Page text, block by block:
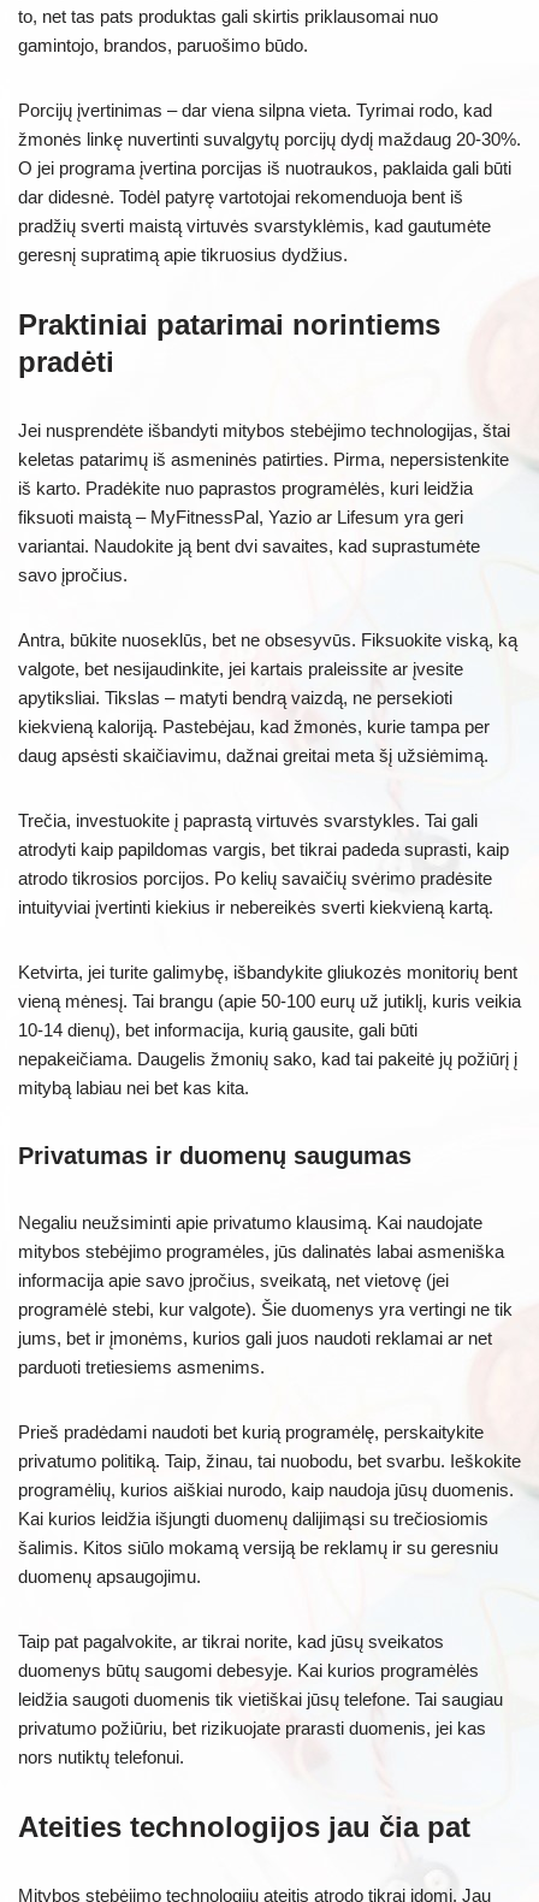
to, net tas pats produktas gali skirtis priklausomai nuo
gamintojo, brandos, paruošimo būdo.
Porcijų įvertinimas – dar viena silpna vieta. Tyrimai rodo, kad
žmonės linkę nuvertinti suvalgytų porcijų dydį maždaug 20-30%.
O jei programa įvertina porcijas iš nuotraukos, paklaida gali būti
dar didesnė. Todėl patyrę vartotojai rekomenduoja bent iš
pradžių sverti maistą virtuvės svarstyklėmis, kad gautumėte
geresnį supratimą apie tikruosius dydžius.
Praktiniai patarimai norintiems
pradėti
Jei nusprendėte išbandyti mitybos stebėjimo technologijas, štai
keletas patarimų iš asmeninės patirties. Pirma, nepersistenkite
iš karto. Pradėkite nuo paprastos programėlės, kuri leidžia
fiksuoti maistą – MyFitnessPal, Yazio ar Lifesum yra geri
variantai. Naudokite ją bent dvi savaites, kad suprastumėte
savo įpročius.
Antra, būkite nuoseklūs, bet ne obsesyvūs. Fiksuokite viską, ką
valgote, bet nesijaudinkite, jei kartais praleissite ar įvesite
apytiksliai. Tikslas – matyti bendrą vaizdą, ne persekioti
kiekvieną kaloriją. Pastebėjau, kad žmonės, kurie tampa per
daug apsėsti skaičiavimu, dažnai greitai meta šį užsiėmimą.
Trečia, investuokite į paprastą virtuvės svarstykles. Tai gali
atrodyti kaip papildomas vargis, bet tikrai padeda suprasti, kaip
atrodo tikrosios porcijos. Po kelių savaičių svėrimo pradėsite
intuityviai įvertinti kiekius ir nebereikės sverti kiekvieną kartą.
Ketvirta, jei turite galimybę, išbandykite gliukozės monitorių bent
vieną mėnesį. Tai brangu (apie 50-100 eurų už jutiklį, kuris veikia
10-14 dienų), bet informacija, kurią gausite, gali būti
nepakeičiama. Daugelis žmonių sako, kad tai pakeitė jų požiūrį į
mitybą labiau nei bet kas kita.
Privatumas ir duomenų saugumas
Negaliu neužsiminti apie privatumo klausimą. Kai naudojate
mitybos stebėjimo programėles, jūs dalinatės labai asmeniška
informacija apie savo įpročius, sveikatą, net vietovę (jei
programėlė stebi, kur valgote). Šie duomenys yra vertingi ne tik
jums, bet ir įmonėms, kurios gali juos naudoti reklamai ar net
parduoti tretiesiems asmenims.
Prieš pradėdami naudoti bet kurią programėlę, perskaitykite
privatumo politiką. Taip, žinau, tai nuobodu, bet svarbu. Ieškokite
programėlių, kurios aiškiai nurodo, kaip naudoja jūsų duomenis.
Kai kurios leidžia išjungti duomenų dalijimąsi su trečiosiomis
šalimis. Kitos siūlo mokamą versiją be reklamų ir su geresniu
duomenų apsaugojimu.
Taip pat pagalvokite, ar tikrai norite, kad jūsų sveikatos
duomenys būtų saugomi debesyje. Kai kurios programėlės
leidžia saugoti duomenis tik vietiškai jūsų telefone. Tai saugiau
privatumo požiūriu, bet rizikuojate prarasti duomenis, jei kas
nors nutiktų telefonui.
Ateities technologijos jau čia pat
Mitybos stebėjimo technologijų ateitis atrodo tikrai įdomi. Jau